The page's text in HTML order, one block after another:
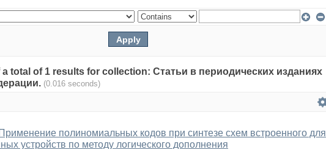
total of 1 results for collection: Статьи в периодических изданиях
(0.016 seconds)
Применение полиномиальных кодов при синтезе схем встроенного для
устройств по методу логического дополнения